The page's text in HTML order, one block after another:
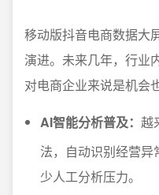
移动版抖音电商数据大
演进。未来几年，行业
对电商企业来说是机会
AI智能分析普及： 越
法，自动识别经营
少人工分析压力。